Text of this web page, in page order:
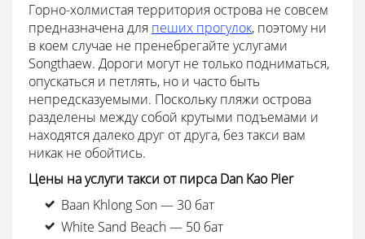
Горно-холмистая территория острова не совсем
предназначена для пеших прогулок, поэтому ни
в коем случае не пренебрегайте услугами
Songthaew. Дороги могут не только подниматься,
опускаться и петлять, но и часто быть
непредсказуемыми. Поскольку пляжи острова
разделены между собой крутыми подъемами и
находятся далеко друг от друга, без такси вам
никак не обойтись.
Цены на услуги такси от пирса Dan Kao Pier
Baan Khlong Son — 30 бат
White Sand Beach — 50 бат